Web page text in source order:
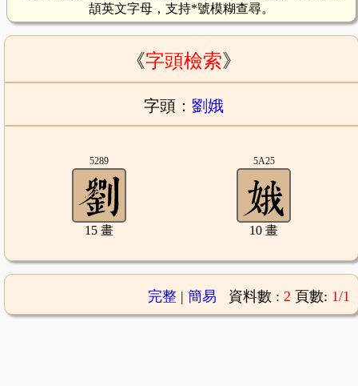
頡英文字母，支持*號模糊查尋。
《字頭檢索》
字頭： 劉娥
5289
15 畫
5A25
10 畫
完整| 簡易 資料數 : 2 頁數: 1/1